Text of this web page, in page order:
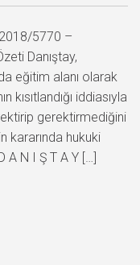
5770 –
Danıştay,
eğitim alanı olarak
iddiasıyla
gerektirmediğini
kararında hukuki
A N I Ş T A Y […]